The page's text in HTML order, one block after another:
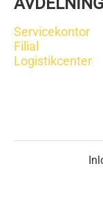
Servicekontor
Filial
Logistikcenter